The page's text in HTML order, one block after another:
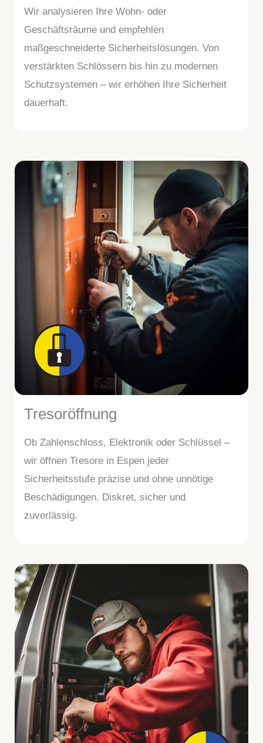
Wir analysieren Ihre Wohn- oder
Geschäftsräume und empfehlen
maßgeschneiderte Sicherheitslösungen. Von
verstärkten Schlössern bis hin zu modernen
Schutzsystemen – wir erhöhen Ihre Sicherheit
dauerhaft.
Tresoröffnung
Ob Zahlenschloss, Elektronik oder Schlüssel –
wir öffnen Tresore in Espen jeder
Sicherheitsstufe präzise und ohne unnötige
Beschädigungen. Diskret, sicher und
zuverlässig.